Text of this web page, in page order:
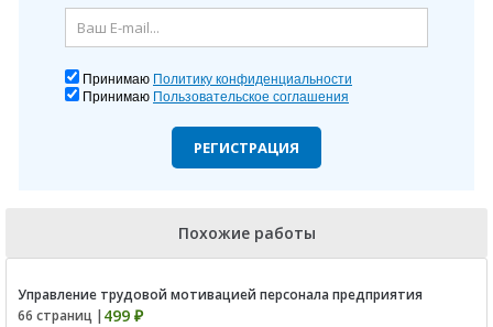
Принимаю Политику конфиденциальности
Принимаю Пользовательское соглашения
РЕГИСТРАЦИЯ
Похожие работы
Управление трудовой мотивацией персонала предприятия
66 страниц | 499 ₽